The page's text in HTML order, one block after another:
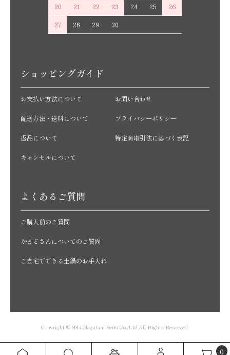
0
20
21 22 23 24 25
26
27
28 29 30
ショッピングガイド
お支払い方法について
配送方法・送料について
返品について
キャンセルについて
お問い合わせ
プライバシーポリシー
特定商取引法に基づく表記
よくあるご質問
ご購入前のご質問
かまどさんについてのご質問
ご自宅でできる土鍋のお手入れ
Copyright © 2014 Nagatani Seito Co.,Ltd.All Rights Reserved.